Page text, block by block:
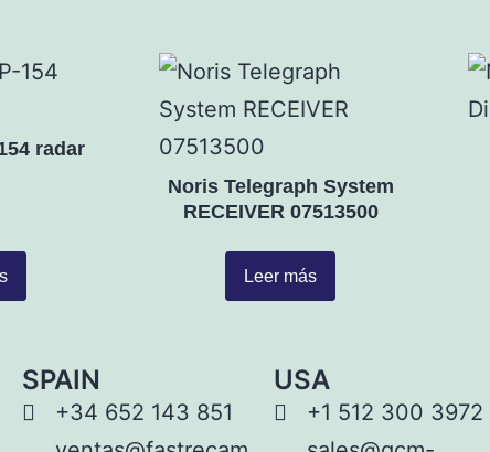
radar
Noris Telegraph System
RECEIVER 07513500
Leer más
SPAIN
+34 652 143 851
USA
+1 512 300 3972